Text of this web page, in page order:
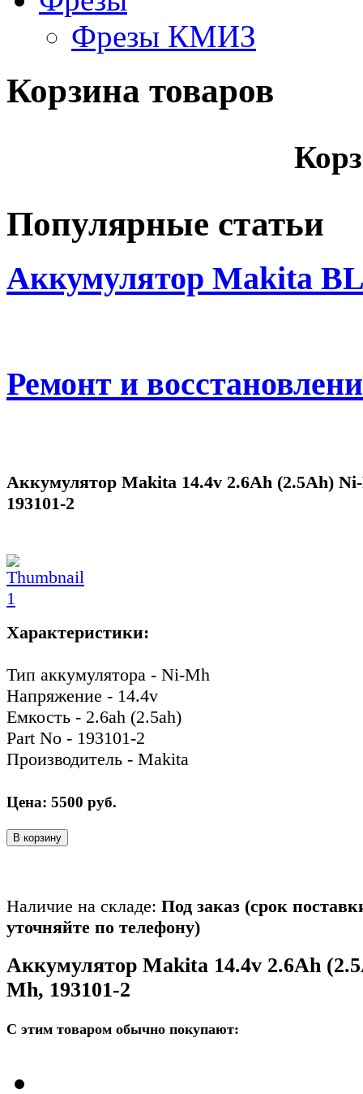
Фрезы КМИЗ
Корзина товаров
Популярные статьи
Аккумулятор Makita
Ремонт и
Аккумулятор Makita 14.4v 2.6Ah (2.5Ah)
193101-2
Характеристики:
Тип аккумулятора - Ni-Mh
Напряжение - 14.4v
Емкость - 2.6ah (2.5ah)
Part No - 193101-2
Производитель - Makita
Цена: 5500 руб.
В корзину
Наличие на складе: Под заказ (срок
уточняйте по телефону)
Аккумулятор Makita 14.4v 2.6Ah
Mh, 193101-2
С этим товаром обычно покупают: